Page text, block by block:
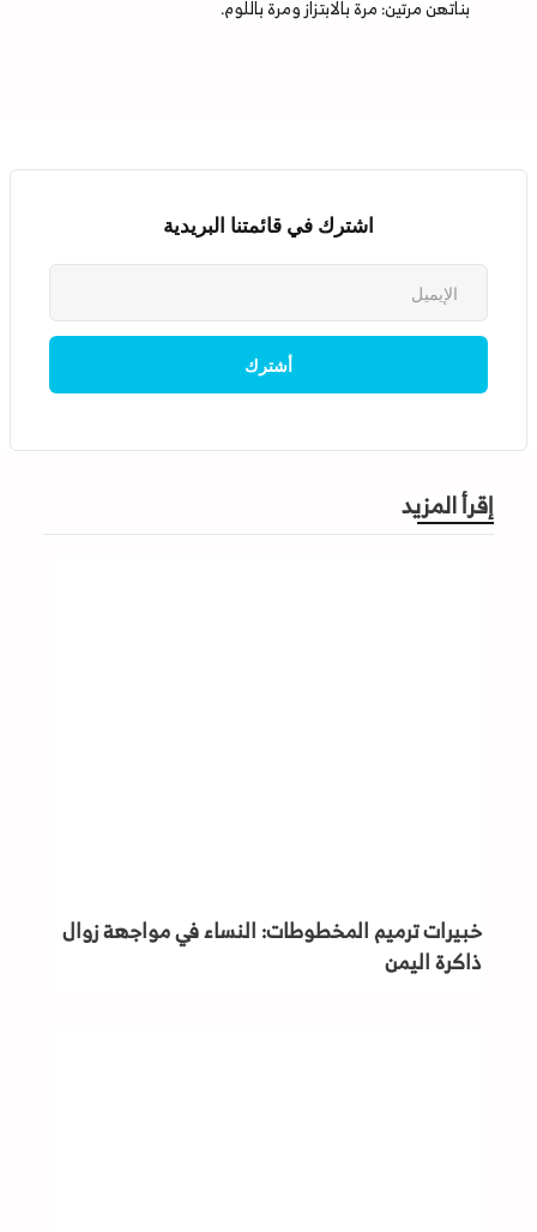
بناتهن مرتين: مرة بالابتزاز ومرة باللوم.
اشترك في قائمتنا البريدية
إقرأ المزيد
خبيرات ترميم المخطوطات: النساء في مواجهة زوال
ذاكرة اليمن